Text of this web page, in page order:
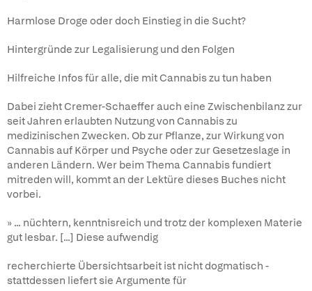
Harmlose Droge oder doch Einstieg in die Sucht?
Hintergründe zur Legalisierung und den Folgen
Hilfreiche Infos für alle, die mit Cannabis zu tun haben
Dabei zieht Cremer-Schaeffer auch eine Zwischenbilanz zur
seit Jahren erlaubten Nutzung von Cannabis zu
medizinischen Zwecken. Ob zur Pflanze, zur Wirkung von
Cannabis auf Körper und Psyche oder zur Gesetzeslage in
anderen Ländern. Wer beim Thema Cannabis fundiert
mitreden will, kommt an der Lektüre dieses Buches nicht
vorbei.
» ... nüchtern, kenntnisreich und trotz der komplexen Materie
gut lesbar. [...] Diese aufwendig
recherchierte Übersichtsarbeit ist nicht dogmatisch -
stattdessen liefert sie Argumente für